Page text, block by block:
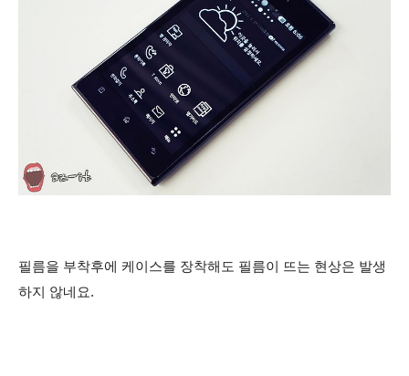
필름을 부착후에 케이스를 장착해도 필름이 뜨는 현상은 발생
하지 않네요.